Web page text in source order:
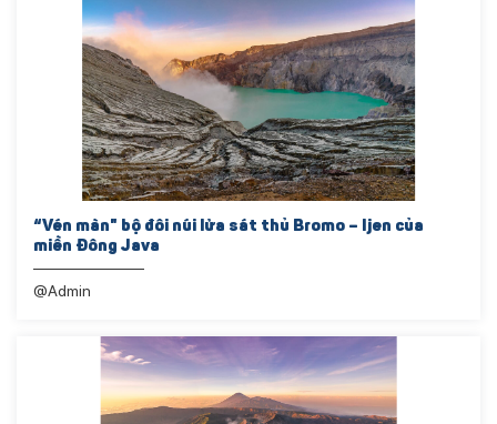
“Vén màn" bộ đôi núi lửa sát thủ Bromo – Ijen của
miền Đông Java
@Admin